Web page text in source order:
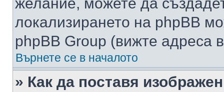
локализирането на phpBB
phpBB Group (вижте адреса
Върнете се в началото
» Как да поставя